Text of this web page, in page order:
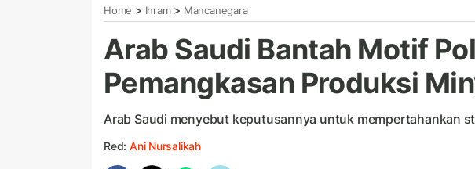
Home > Ihram> Mancanegara
Arab Saudi Bantah Motif
Pemangkasan Produksi
Arab Saudi menyebut keputusannya untuk mempertahankan
Red: Ani Nursalikah